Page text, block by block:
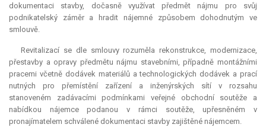
dokumentaci stavby, dočasně využívat předmět nájmu pro svůj
podnikatelský záměr a hradit nájemné způsobem dohodnutým ve
smlouvě.
Revitalizací se dle smlouvy rozuměla rekonstrukce, modernizace,
přestavby a opravy předmětu nájmu stavebními, případně montážními
pracemi včetně dodávek materiálů a technologických dodávek a prací
nutných pro přemístění zařízení a inženýrských sítí v rozsahu
stanoveném zadávacími podmínkami veřejné obchodní soutěže a
nabídkou nájemce podanou v rámci soutěže, upřesněném v
pronajímatelem schválené dokumentaci stavby zajištěné nájemcem.